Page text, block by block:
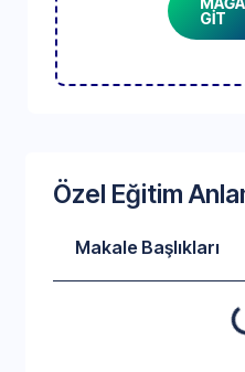
GİT
Özel Eğitim
Makale Başlıkları